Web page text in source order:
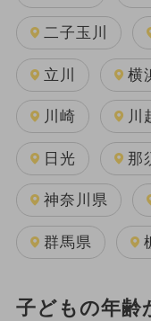
二子玉川
立川 横
川崎 川
日光 那
神奈川県
群馬県
子どもの年齢